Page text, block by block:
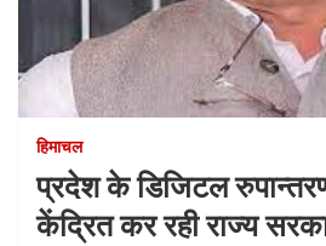
हिमाचल
प्रदेश के डिजिटल
केंद्रित कर रही राज्य